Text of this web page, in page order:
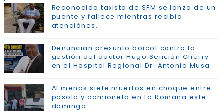
Reconocido taxista de SFM se lanza de un
puente y fallece mientras recibia
atenciónes.
Denuncian presunto boicot contra la
gestión del doctor Hugo Sención Cherry
en el Hospital Regional Dr. Antonio Musa
Al menos siete muertos en choque entre
pasola y camioneta en La Romana este
domingo